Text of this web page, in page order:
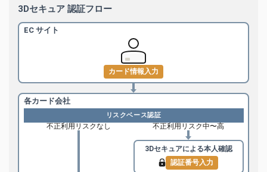
3Dセキュア 認証フロー
EC サイト
カード情報入力
各カード会社
リスクベース認証
不正利用リスクなし 不正利用リスク中〜高
3Dセキュアによる本人確認
認証番号入力